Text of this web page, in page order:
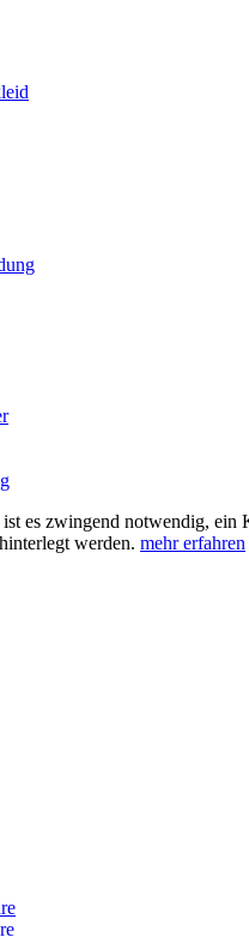
es zwingend notwendig, ein
werden. mehr erfahren